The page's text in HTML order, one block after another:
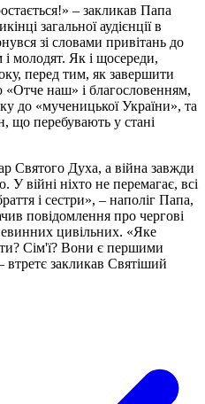
– закликав Папа
загальної аудієнції в
зі словами привітань до
молодят. Як і щосереди,
перед тим, як завершити
наш» і благословенням,
до «мученицької України», та
що перебувають у стані
Святого Духа, а війна завжди
війні ніхто не перемагає, всі
і сестри», – наполіг Папа,
повідомлення про чергові
цивільних. «Яке
Сім'ї? Вони є першими
закликав Святіший